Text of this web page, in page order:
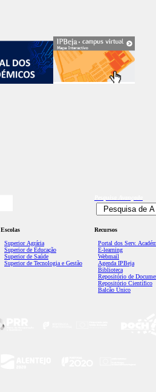
Escolas
Superior Agrária
Superior de Educação
Superior de Saúde
Superior de Tecnologia e Gestão
Recursos
Portal dos Serv.
E-learning
Webmail
Agenda IPBeja
Biblioteca
Repositório de
Repositório Científico
Balcão Único